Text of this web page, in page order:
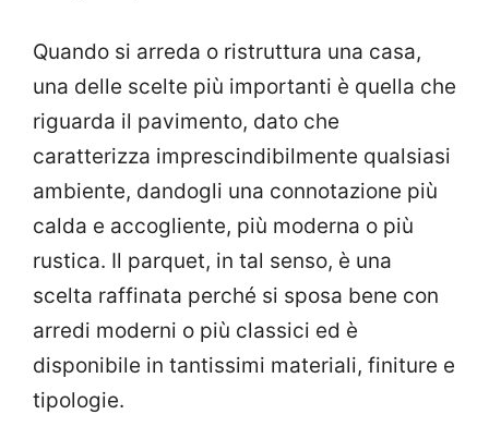
Quando si arreda o ristruttura una casa,
una delle scelte più importanti è quella che
riguarda il pavimento, dato che
caratterizza imprescindibilmente qualsiasi
ambiente, dandogli una connotazione più
calda e accogliente, più moderna o più
rustica. Il parquet, in tal senso, è una
scelta raffinata perché si sposa bene con
arredi moderni o più classici ed è
disponibile in tantissimi materiali, finiture e
tipologie.